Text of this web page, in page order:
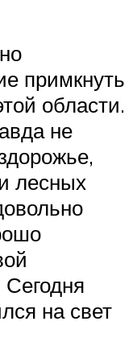
примкнуть
области.
не
лесных
на свет